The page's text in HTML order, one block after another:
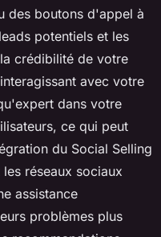
des boutons d'appel à
potentiels et les
crédibilité de votre
avec votre
dans votre
ce qui peut
du Social Selling
réseaux sociaux
assistance
problèmes plus